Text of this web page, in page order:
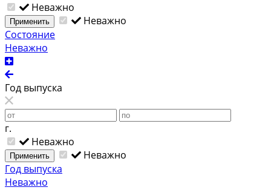
Неважно
Применить
Неважно
Состояние
Неважно
Год выпуска
г.
Неважно
Применить
Неважно
Год выпуска
Неважно